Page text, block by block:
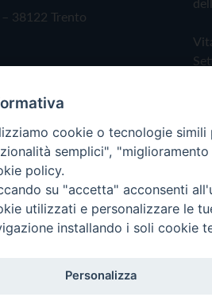
38122 Trento
i diritti riservati - Vita
cookie o tecnologie
semplici",
policy.
su "accetta" acconsenti
utilizzati e personalizzare le
installando i soli cookie
Personalizza